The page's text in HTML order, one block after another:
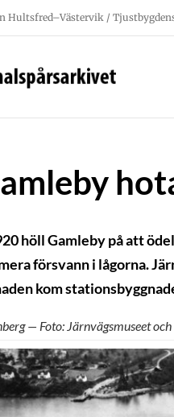
Hultsfred–Västervik /
höll Gamleby på att
försvann i lågorna.
kom
— Foto: Järnvägsmuseet